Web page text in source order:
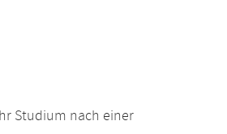
Studium nach einer